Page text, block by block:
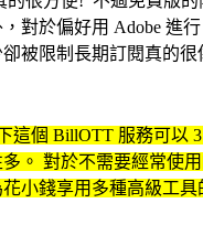
對於偏好用 Adobe 進
被限制長期訂閱真的很
這個 BillOTT 服務可以
。 對於不需要經常使
小錢享用多種高級工具